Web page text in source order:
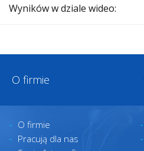
Wyników w dziale wideo:
O firmie
O firmie
Pracują dla nas